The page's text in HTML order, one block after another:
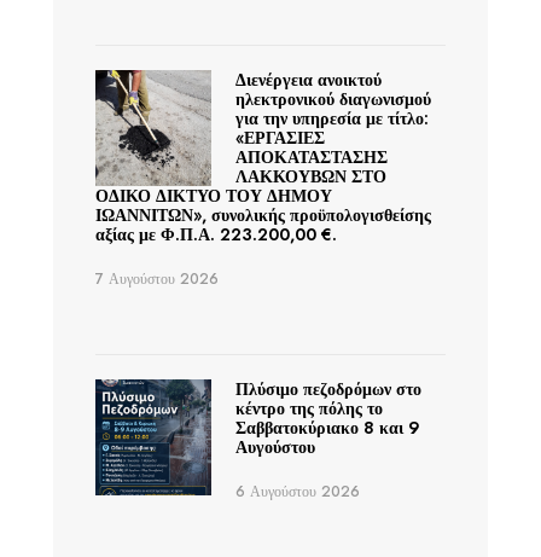
Διενέργεια ανοικτού
ηλεκτρονικού διαγωνισμού
για την υπηρεσία με τίτλο:
«ΕΡΓΑΣΙΕΣ
ΑΠΟΚΑΤΑΣΤΑΣΗΣ
ΛΑΚΚΟΥΒΩΝ ΣΤΟ
ΟΔΙΚΟ ΔΙΚΤΥΟ ΤΟΥ ΔΗΜΟΥ
ΙΩΑΝΝΙΤΩΝ», συνολικής προϋπολογισθείσης
αξίας με Φ.Π.Α. 223.200,00 €.
7 Αυγούστου 2026
Πλύσιμο πεζοδρόμων στο
κέντρο της πόλης το
Σαββατοκύριακο 8 και 9
Αυγούστου
6 Αυγούστου 2026